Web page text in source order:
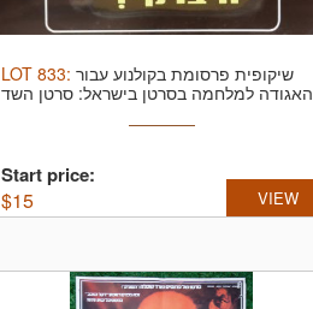
LOT 833: שיקופית פרסומת בקולנוע עבור
האגודה למלחמה בסרטן בישראל: סרטן השד
Start price:
$15 VIEW